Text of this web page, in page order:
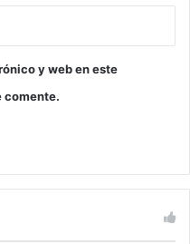
y web en este
comente.